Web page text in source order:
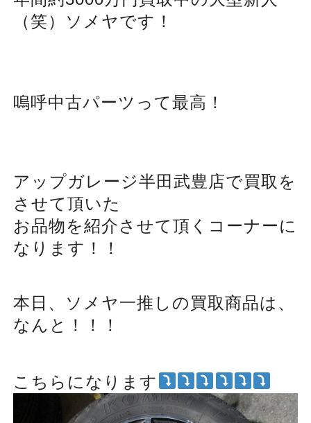
（笑）ソメヤです！
嗚呼中古パーツって最高！
アップガレージ半田武豊店で買取を
させて頂いた
お品物を紹介させて頂くコーナーに
なります！！
本日、ソメヤ一推しの買取商品は、
なんと！！！
こちらになります